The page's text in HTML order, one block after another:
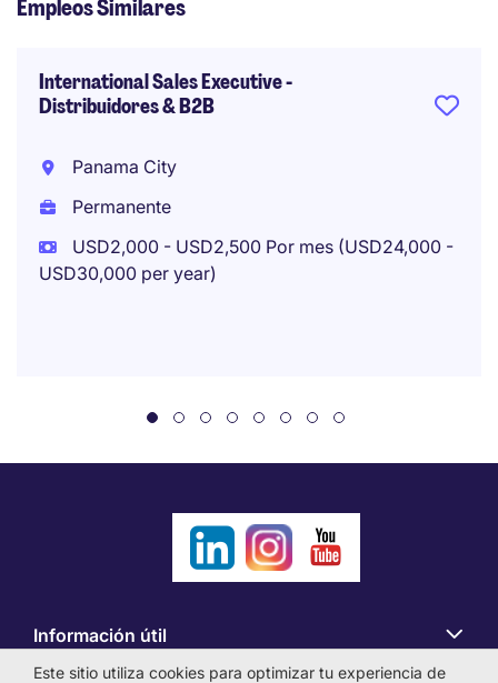
Empleos Similares
International Sales Executive -
Distribuidores & B2B
Panama City
Permanente
USD2,000 - USD2,500 Por mes (USD24,000 -
USD30,000 per year)
Información útil
Este sitio utiliza cookies para optimizar tu experiencia de